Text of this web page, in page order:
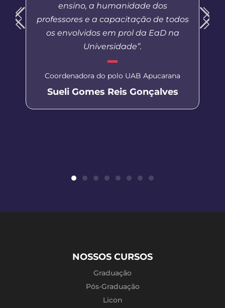
ensino, a humanidade dos
professores e a capacitação de todos
os envolvidos em prol da EaD na
Universidade”.
Coordenadora do polo UAB Apucarana
Sueli Gomes Reis Gonçalves
NOSSOS CURSOS
Graduação
Pós-Graduação
Licon